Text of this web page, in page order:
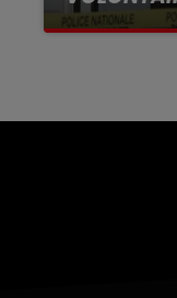
Selon les